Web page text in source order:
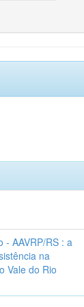
- AAVRP/RS : a
na
Vale do Rio